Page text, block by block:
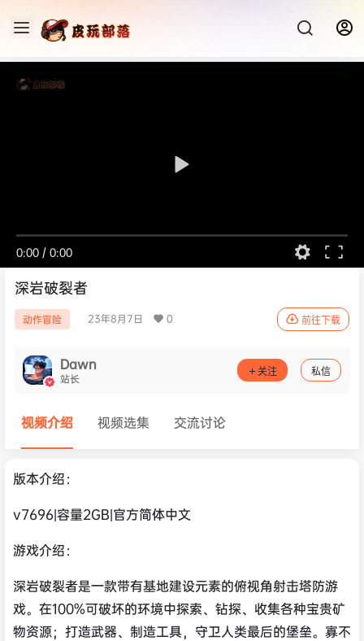
0:00 / 0:00
深岩破裂者
动作冒险 23年8月7日 0 前往下载
Dawn
站长 关注 私信
视频介绍 视频选集 交流讨论
版本介绍：
v7696|容量2GB|官方简体中文
游戏介绍：
深岩破裂者是一款带有基地建设元素的俯视角射击塔防游
戏。在100%可破坏的环境中探索、钻探、收集各种宝贵矿
物资源；打造武器、制造工具，守卫人类最后的堡垒。寡不